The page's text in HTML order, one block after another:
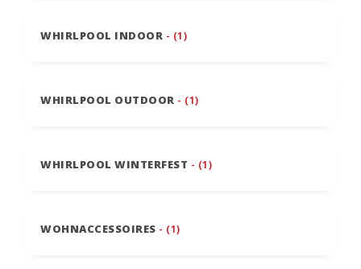
WHIRLPOOL INDOOR - (1)
WHIRLPOOL OUTDOOR - (1)
WHIRLPOOL WINTERFEST - (1)
WOHNACCESSOIRES - (1)